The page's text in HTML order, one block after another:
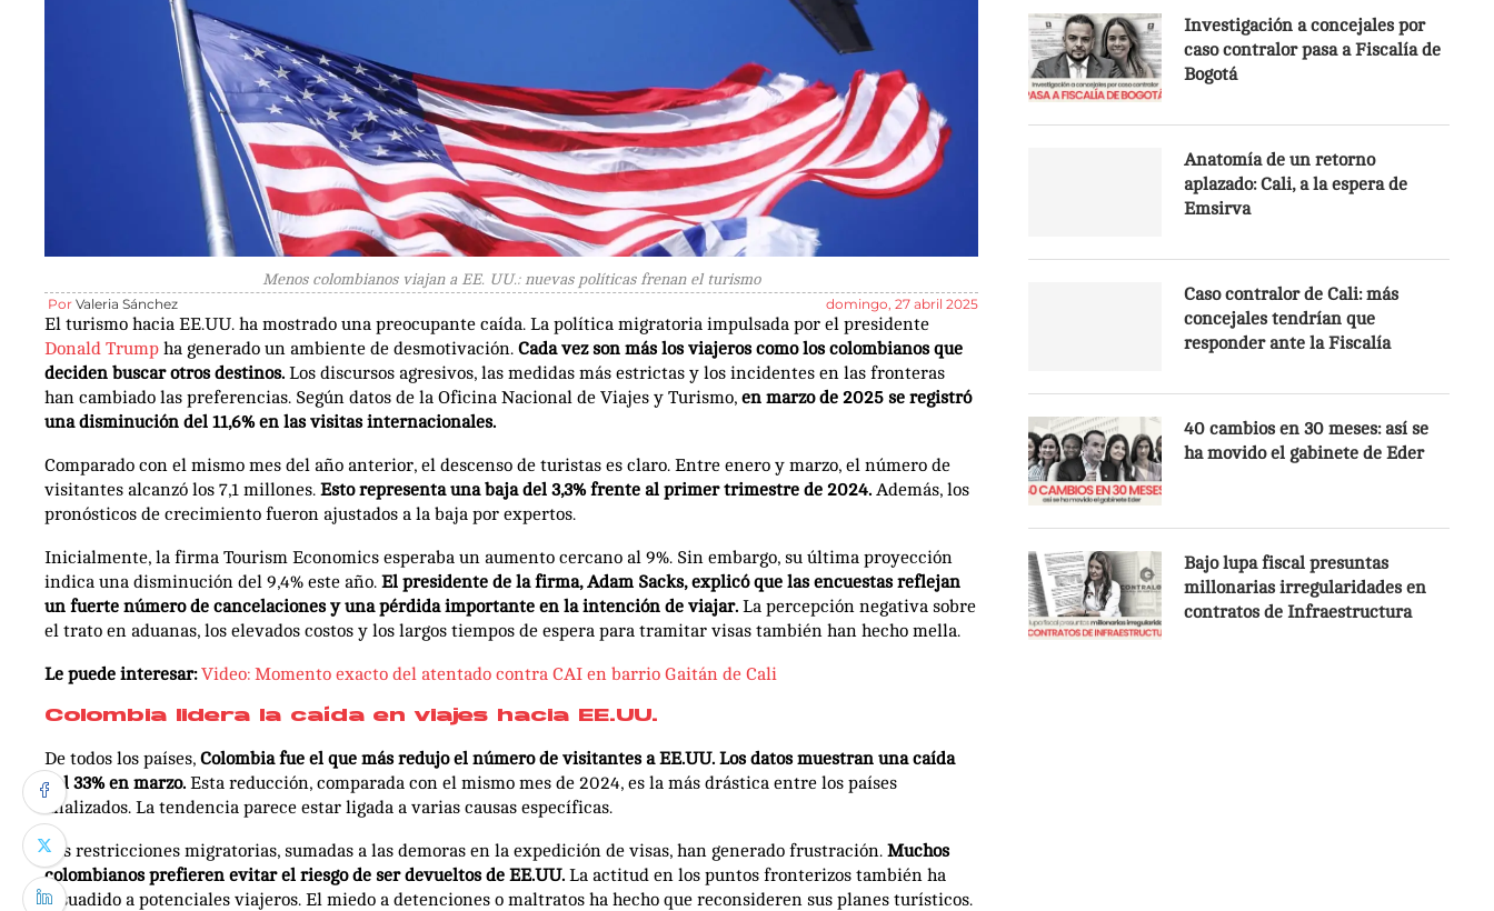
Menos colombianos viajan a EE. UU.: nuevas políticas frenan el turismo
Por Valeria Sánchez domingo, 27 abril 2025
El turismo hacia EE.UU. ha mostrado una preocupante caída. La política migratoria impulsada por el presidente
Donald Trump ha generado un ambiente de desmotivación. Cada vez son más los viajeros como los colombianos que
deciden buscar otros destinos. Los discursos agresivos, las medidas más estrictas y los incidentes en las fronteras
han cambiado las preferencias. Según datos de la Oficina Nacional de Viajes y Turismo, en marzo de 2025 se registró
una disminución del 11,6% en las visitas internacionales.
Comparado con el mismo mes del año anterior, el descenso de turistas es claro. Entre enero y marzo, el número de
visitantes alcanzó los 7,1 millones. Esto representa una baja del 3,3% frente al primer trimestre de 2024. Además, los
pronósticos de crecimiento fueron ajustados a la baja por expertos.
Inicialmente, la firma Tourism Economics esperaba un aumento cercano al 9%. Sin embargo, su última proyección
indica una disminución del 9,4% este año. El presidente de la firma, Adam Sacks, explicó que las encuestas reflejan
un fuerte número de cancelaciones y una pérdida importante en la intención de viajar. La percepción negativa sobre
el trato en aduanas, los elevados costos y los largos tiempos de espera para tramitar visas también han hecho mella.
Le puede interesar: Video: Momento exacto del atentado contra CAI en barrio Gaitán de Cali
Colombia lidera la caída en viajes hacia EE.UU.
De todos los países, Colombia fue el que más redujo el número de visitantes a EE.UU. Los datos muestran una caída
del 33% en marzo. Esta reducción, comparada con el mismo mes de 2024, es la más drástica entre los países
analizados. La tendencia parece estar ligada a varias causas específicas.
Las restricciones migratorias, sumadas a las demoras en la expedición de visas, han generado frustración. Muchos
colombianos prefieren evitar el riesgo de ser devueltos de EE.UU. La actitud en los puntos fronterizos también ha
disuadido a potenciales viajeros. El miedo a detenciones o maltratos ha hecho que reconsideren sus planes turísticos.
Investigación a concejales por
caso contralor pasa a Fiscalía de
Bogotá
Anatomía de un retorno
aplazado: Cali, a la espera de
Emsirva
Caso contralor de Cali: más
concejales tendrían que
responder ante la Fiscalía
40 cambios en 30 meses: así se
ha movido el gabinete de Eder
Bajo lupa fiscal presuntas
millonarias irregularidades en
contratos de Infraestructura